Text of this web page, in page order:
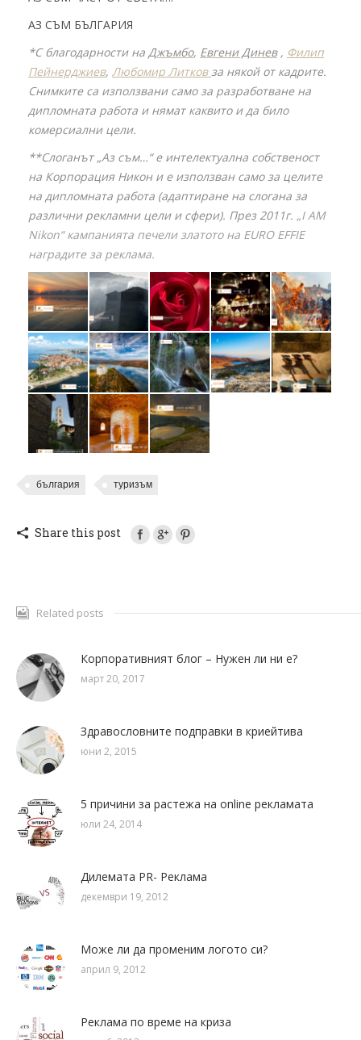
АЗ СЪМ БЪЛГАРИЯ
*С благодарности на Джъмбо, Евгени Динев, Филип
Пейнерджиев, Любомир Литков за някой от кадрите.
Снимките са използвани само за разработване на
дипломната работа и нямат каквито и да било
комерсиални цели.
**Слоганът „Аз съм…“ е интелектуална собственост
на Корпорация Никон и е използван само за целите
на дипломната работа (адаптиране на слогана за
различни рекламни цели и сфери). През 2011г. „I AM
Nikon“ кампанията печели златото на EURO EFFIE
наградите за реклама.
българия туризъм
Share this post
Related posts
Корпоративният блог – Нужен ли ни е?
март 20, 2017
Здравословните подправки в криейтива
юни 2, 2015
5 причини за растежа на online рекламата
юли 24, 2014
Дилемата PR- Реклама
декември 19, 2012
Може ли да променим логото си?
април 9, 2012
Реклама по време на криза